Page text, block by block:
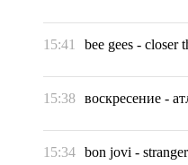
15:41 bee gees - closer
15:38 воскресение -
15:34 bon jovi -